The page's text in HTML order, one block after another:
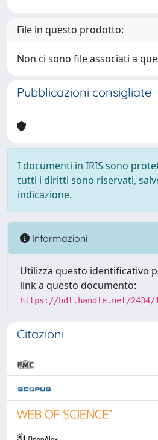
File in questo prodotto:
Non ci sono file associati a
Pubblicazioni consigliate
I documenti in IRIS sono
tutti i diritti sono riservati,
indicazione.
Informazioni
Utilizza questo identificativo
link a questo documento:
https://hdl.handle.net/2434/
Citazioni